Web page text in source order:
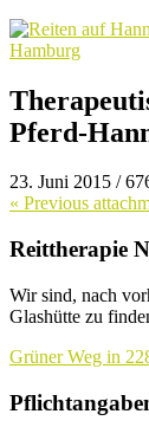
Pferd-
23. Juni 2015 /
« Previous
Reittherapie
Wir sind, nach
Glashütte zu
Grüner Weg in